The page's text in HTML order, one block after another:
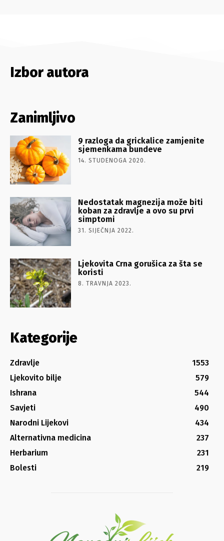
Izbor autora
Zanimljivo
9 razloga da grickalice zamjenite
sjemenkama bundeve
14. STUDENOGA 2020.
Nedostatak magnezija može biti
koban za zdravlje a ovo su prvi
simptomi
31. SIJEČNJA 2022.
Ljekovita Crna gorušica za šta se
koristi
8. TRAVNJA 2023.
Kategorije
Zdravlje
1553
Ljekovito bilje
579
Ishrana
544
Savjeti
490
Narodni Lijekovi
434
Alternativna medicina
237
Herbarium
231
Bolesti
219